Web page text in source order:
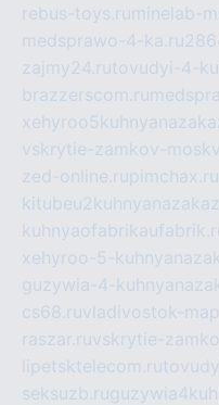
rebus-toys.ru minelab-
medsprawo-4-ka.ru
zajmy24.rutovudyi-4-
brazzerscom.ru
vskrytie-zamkov-
zed-online.rupimchax.ru
xehyroo-5-
guzywia-4-
cs68.ruvladivostok-
raszar.ruvskrytie-
lipetsktelecom.ru
seksuzb.ru